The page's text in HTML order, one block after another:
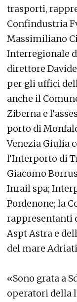
trasporti,
Confindustria
Massimiliano
Interregionale
direttore
per gli uffici
anche il
Ziberna e
porto di
Venezia Giulia
l’Interporto di
Giacomo
Inrail spa;
Pordenone; la
rappresentanti
Aspt Astra e
del mare
«Sono grata a
operatori della